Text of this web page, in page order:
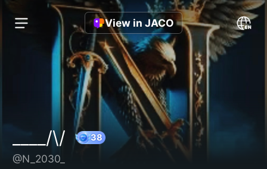
View in JACO
____/\/
@N_2030_